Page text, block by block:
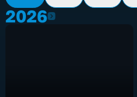
20262026